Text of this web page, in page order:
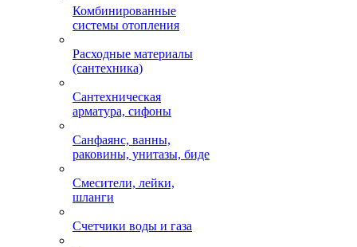
Комбинированные
системы отопления
Расходные материалы
(сантехника)
Сантехническая
арматура, сифоны
Санфаянс, ванны,
раковины, унитазы, биде
Смесители, лейки,
шланги
Счетчики воды и газа